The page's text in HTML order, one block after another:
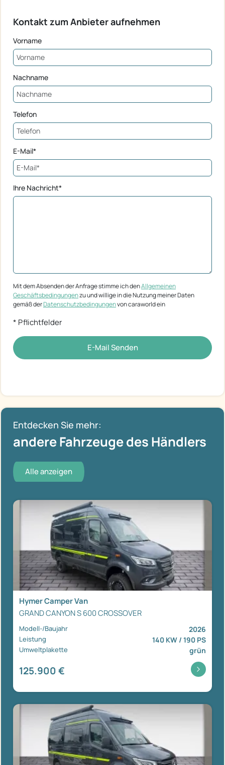
Kontakt zum Anbieter aufnehmen
Vorname
Nachname
Telefon
E-Mail*
Ihre Nachricht*
Mit dem Absenden der Anfrage stimme ich denAllgemeinen
Geschäftsbedingungenzu und willige in die Nutzung meiner Daten
gemäß derDatenschutzbedingungenvon caraworld ein
* Pflichtfelder
E-Mail Senden
Entdecken Sie mehr:
andere Fahrzeuge des Händlers
Alle anzeigen
Hymer Camper Van
GRAND CANYON S 600 CROSSOVER
Modell-/Baujahr 2026
Leistung 140 KW / 190 PS
Umweltplakette grün
125.900 €